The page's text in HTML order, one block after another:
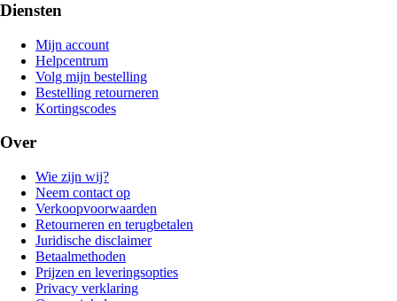
Diensten
Mijn account
Helpcentrum
Volg mijn bestelling
Bestelling retourneren
Kortingscodes
Over
Wie zijn wij?
Neem contact op
Verkoopvoorwaarden
Retourneren en terugbetalen
Juridische disclaimer
Betaalmethoden
Prijzen en leveringsopties
Privacy verklaring